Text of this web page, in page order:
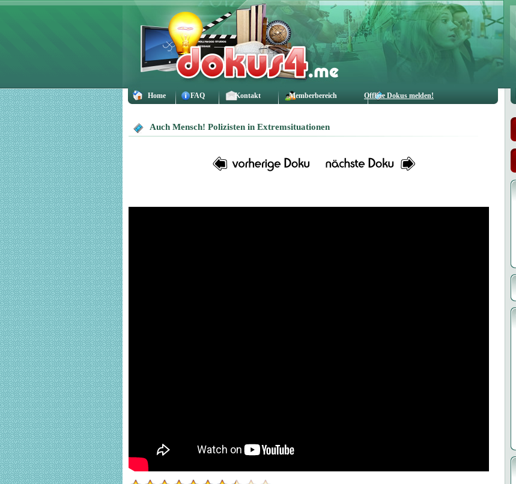
Home FAQ Kontakt Memberbereich Offline Dokus melden!
Auch Mensch! Polizisten in Extremsituationen